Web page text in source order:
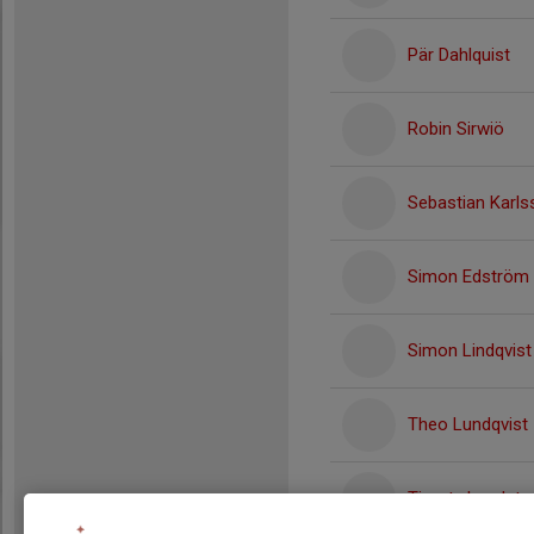
Pär Dahlquist
Robin Sirwiö
Sebastian
Simon Edström
Simon Lindqvist
Theo Lundqvist
Timoty